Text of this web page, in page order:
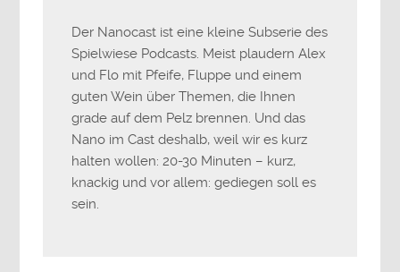
Der Nanocast ist eine kleine Subserie des
Spielwiese Podcasts. Meist plaudern Alex
und Flo mit Pfeife, Fluppe und einem
guten Wein über Themen, die Ihnen
grade auf dem Pelz brennen. Und das
Nano im Cast deshalb, weil wir es kurz
halten wollen: 20-30 Minuten – kurz,
knackig und vor allem: gediegen soll es
sein.